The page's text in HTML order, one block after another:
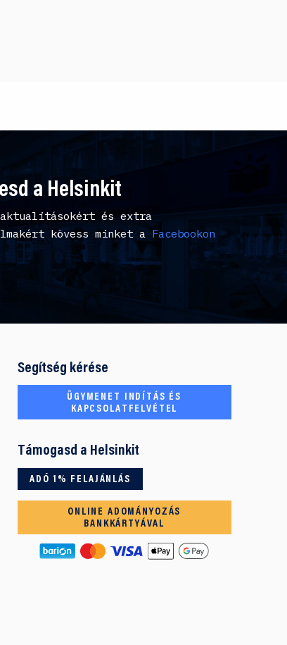
a Helsinkit
és extra
kövess minket aFacebookon
Segítség kérése
ÜGYMENET INDÍTÁS ÉS
KAPCSOLATFELVÉTEL
Támogasd a Helsinkit
ADÓ 1% FELAJÁNLÁS
ONLINE ADOMÁNYOZÁS
BANKKÁRTYÁVAL